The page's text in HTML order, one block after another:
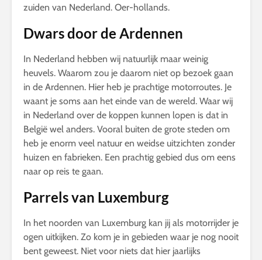
zuiden van Nederland. Oer-hollands.
Dwars door de Ardennen
In Nederland hebben wij natuurlijk maar weinig
heuvels. Waarom zou je daarom niet op bezoek gaan
in de Ardennen. Hier heb je prachtige motorroutes. Je
waant je soms aan het einde van de wereld. Waar wij
in Nederland over de koppen kunnen lopen is dat in
België wel anders. Vooral buiten de grote steden om
heb je enorm veel natuur en weidse uitzichten zonder
huizen en fabrieken. Een prachtig gebied dus om eens
naar op reis te gaan.
Parrels van Luxemburg
In het noorden van Luxemburg kan jij als motorrijder je
ogen uitkijken. Zo kom je in gebieden waar je nog nooit
bent geweest. Niet voor niets dat hier jaarlijks